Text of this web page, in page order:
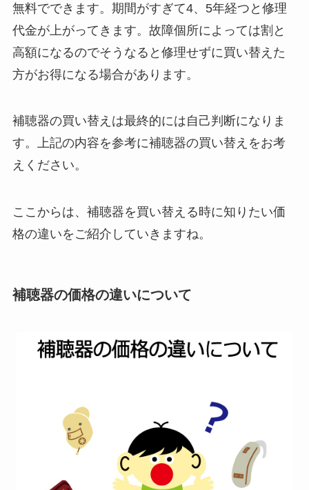
無料でできます。期間がすぎて4、5年経つと修理
代金が上がってきます。故障個所によっては割と
高額になるのでそうなると修理せずに買い替えた
方がお得になる場合があります。
補聴器の買い替えは最終的には自己判断になりま
す。上記の内容を参考に補聴器の買い替えをお考
えください。
ここからは、補聴器を買い替える時に知りたい価
格の違いをご紹介していきますね。
補聴器の価格の違いについて